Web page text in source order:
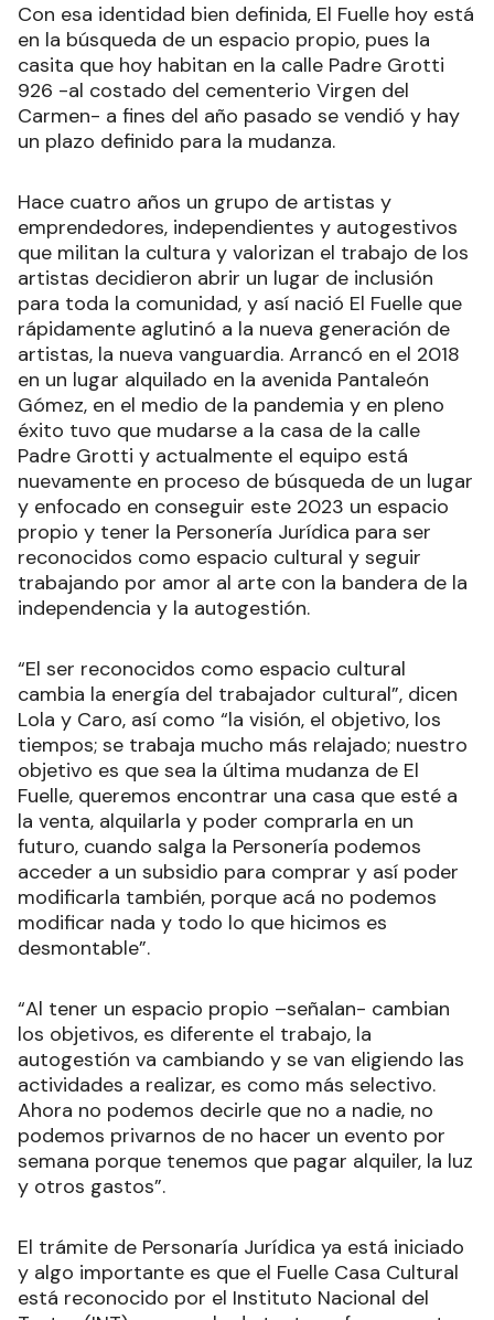
Con esa identidad bien definida, El Fuelle hoy está
en la búsqueda de un espacio propio, pues la
casita que hoy habitan en la calle Padre Grotti
926 -al costado del cementerio Virgen del
Carmen- a fines del año pasado se vendió y hay
un plazo definido para la mudanza.
Hace cuatro años un grupo de artistas y
emprendedores, independientes y autogestivos
que militan la cultura y valorizan el trabajo de los
artistas decidieron abrir un lugar de inclusión
para toda la comunidad, y así nació El Fuelle que
rápidamente aglutinó a la nueva generación de
artistas, la nueva vanguardia. Arrancó en el 2018
en un lugar alquilado en la avenida Pantaleón
Gómez, en el medio de la pandemia y en pleno
éxito tuvo que mudarse a la casa de la calle
Padre Grotti y actualmente el equipo está
nuevamente en proceso de búsqueda de un lugar
y enfocado en conseguir este 2023 un espacio
propio y tener la Personería Jurídica para ser
reconocidos como espacio cultural y seguir
trabajando por amor al arte con la bandera de la
independencia y la autogestión.
“El ser reconocidos como espacio cultural
cambia la energía del trabajador cultural”, dicen
Lola y Caro, así como “la visión, el objetivo, los
tiempos; se trabaja mucho más relajado; nuestro
objetivo es que sea la última mudanza de El
Fuelle, queremos encontrar una casa que esté a
la venta, alquilarla y poder comprarla en un
futuro, cuando salga la Personería podemos
acceder a un subsidio para comprar y así poder
modificarla también, porque acá no podemos
modificar nada y todo lo que hicimos es
desmontable”.
“Al tener un espacio propio –señalan- cambian
los objetivos, es diferente el trabajo, la
autogestión va cambiando y se van eligiendo las
actividades a realizar, es como más selectivo.
Ahora no podemos decirle que no a nadie, no
podemos privarnos de no hacer un evento por
semana porque tenemos que pagar alquiler, la luz
y otros gastos”.
El trámite de Personaría Jurídica ya está iniciado
y algo importante es que el Fuelle Casa Cultural
está reconocido por el Instituto Nacional del